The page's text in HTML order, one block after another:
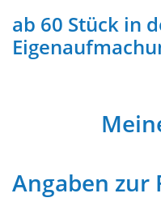
ab 60 Stück in
Angaben zur